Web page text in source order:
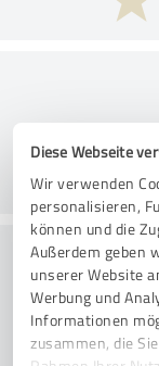
Diese Webseite
Wir verwenden
personalisieren,
können und die
Außerdem geben
unserer Website
Werbung und
Informationen
zusammen, die